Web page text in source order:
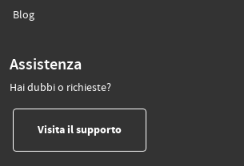
Blog(si apre in un’altra scheda)
Assistenza
Hai dubbi o richieste?
Visita il supporto(si apre in un’altra scheda)